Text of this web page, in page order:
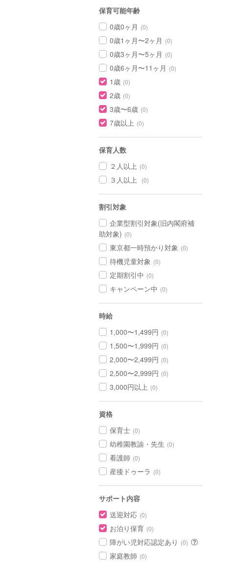
保育可能年齢
0歳0ヶ月 (0)
0歳1ヶ月〜2ヶ月 (0)
0歳3ヶ月〜5ヶ月 (0)
0歳6ヶ月〜11ヶ月 (0)
1歳 (0)
2歳 (0)
3歳〜6歳 (0)
7歳以上 (0)
保育人数
２人以上 (0)
３人以上 (0)
割引対象
企業型割引対象(旧内閣府補
助対象) (0)
東京都一時預かり対象 (0)
待機児童対象 (0)
定期割引中 (0)
キャンペーン中 (0)
時給
1,000〜1,499円 (0)
1,500〜1,999円 (0)
2,000〜2,499円 (0)
2,500〜2,999円 (0)
3,000円以上 (0)
資格
保育士 (0)
幼稚園教諭・先生 (0)
看護師 (0)
産後ドゥーラ (0)
サポート内容
送迎対応 (0)
お泊り保育 (0)
障がい児対応認定あり (0)
家庭教師 (0)